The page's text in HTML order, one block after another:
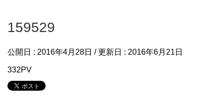
159529
公開日 : 2016年4月28日 / 更新日 : 2016年6月21日
332PV